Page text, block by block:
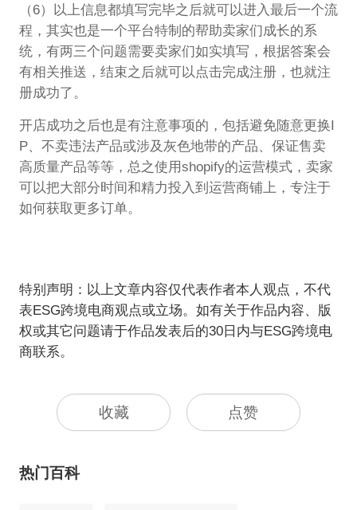
（6）以上信息都填写完毕之后就可以进入最后一个流
程，其实也是一个平台特制的帮助卖家们成长的系
统，有两三个问题需要卖家们如实填写，根据答案会
有相关推送，结束之后就可以点击完成注册，也就注
册成功了。
开店成功之后也是有注意事项的，包括避免随意更换I
P、不卖违法产品或涉及灰色地带的产品、保证售卖
高质量产品等等，总之使用shopify的运营模式，卖家
可以把大部分时间和精力投入到运营商铺上，专注于
如何获取更多订单。
特别声明：以上文章内容仅代表作者本人观点，不代
表ESG跨境电商观点或立场。如有关于作品内容、版
权或其它问题请于作品发表后的30日内与ESG跨境电
商联系。
收藏 点赞
热门百科